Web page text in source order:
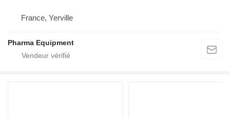
France, Yerville
Pharma Equipment